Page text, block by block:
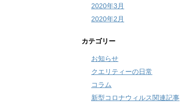
2020年3月
2020年2月
カテゴリー
お知らせ
クエリティーの日常
コラム
新型コロナウィルス関連記事